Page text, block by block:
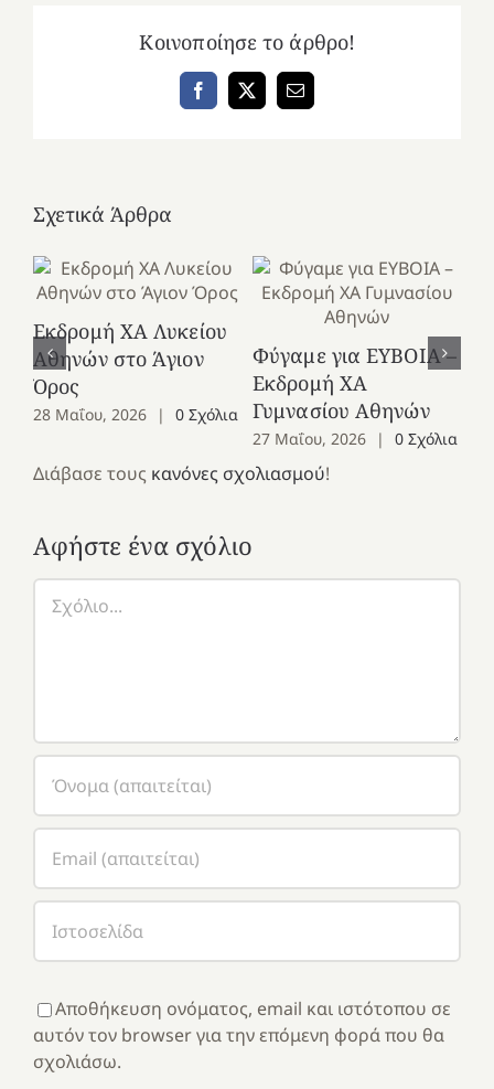
Κοινοποίησε το άρθρο!
Facebook
X Email
Σχετικά Άρθρα
Εκδρομή ΧΑ Λυκείου
Αθηνών στο Άγιον
Όρος
28 Μαΐου, 2026 | 0 Σχόλια
Φύγαμε για ΕΥΒΟΙΑ –
Εκδρομή ΧΑ
Γυμνασίου Αθηνών
27 Μαΐου, 2026 | 0 Σχόλια
Διάβασε τους κανόνες σχολιασμού!
Αφήστε ένα σχόλιο
Αποθήκευση ονόματος, email και ιστότοπου σε
αυτόν τον browser για την επόμενη φορά που θα
σχολιάσω.